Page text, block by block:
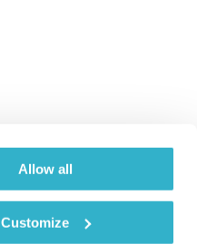
Allow all
Customize